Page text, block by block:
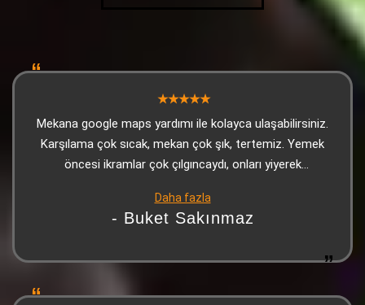
Mekana google maps yardımı ile kolayca ulaşabilirsiniz.
Karşılama çok sıcak, mekan çok şık, tertemiz. Yemek
öncesi ikramlar çok çılgıncaydı, onları yiyerek
tatlı (yine ikram) harikaydı. Personel çok sıcakkanlı,
güleryüzlü ve ilgiliydi. Biz çok beğendik tavsiye ediyorum
Daha fazla
- Buket Sakınmaz